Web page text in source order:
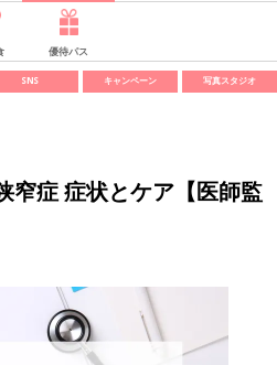
優待パス
SNS キャンペーン 写真スタジオ
窄症 症状とケア【医師監